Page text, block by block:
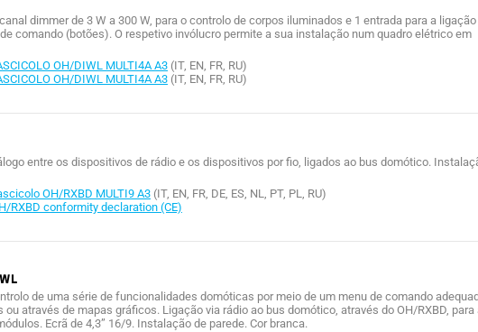
dimmer de 3 W a 300 W, para o controlo de corpos iluminados e 1 entrada para a
comando (botões). O respetivo invólucro permite a sua instalação num quadro elétrico em
OH/DIWL MULTI4A A3 (IT, EN, FR, RU)
OH/DIWL MULTI4A A3 (IT, EN, FR, RU)
entre os dispositivos de rádio e os dispositivos por fio, ligados ao bus domótico.
OH/RXBD MULTI9 A3 (IT, EN, FR, DE, ES, NL, PT, PL, RU)
RXBD conformity declaration (CE)
de uma série de funcionalidades domóticas por meio de um menu de comando
através de mapas gráficos. Ligação via rádio ao bus domótico, através do OH/RXBD, para
Ecrã de 4,3” 16/9. Instalação de parede. Cor branca.